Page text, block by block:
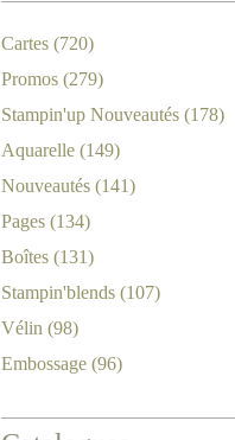
Cartes (720)
Promos (279)
Stampin'up Nouveautés (178)
Aquarelle (149)
Nouveautés (141)
Pages (134)
Boîtes (131)
Stampin'blends (107)
Vélin (98)
Embossage (96)